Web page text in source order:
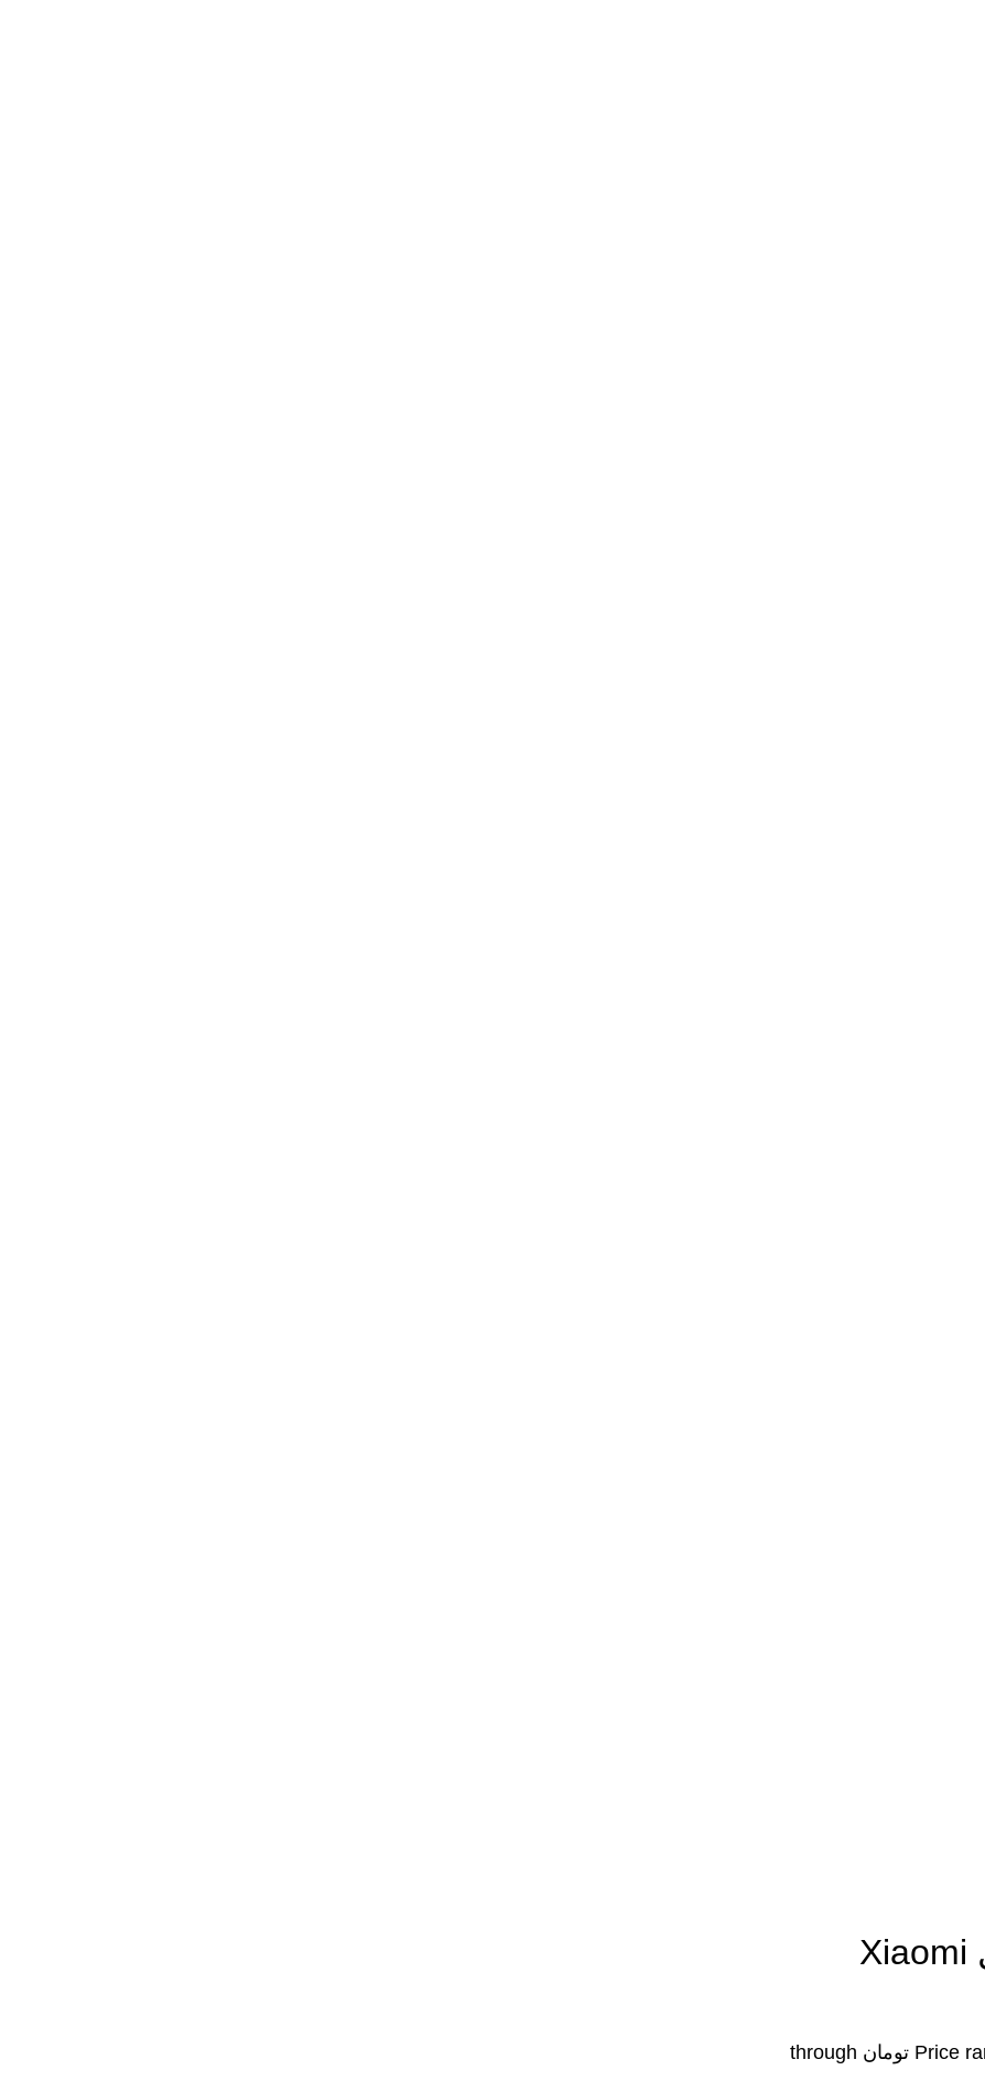
زنگ درب هوشمند شیائومی مدل Xiaomi
Price range: ۱۴,۴۰۰,۰۰۰ تومان through